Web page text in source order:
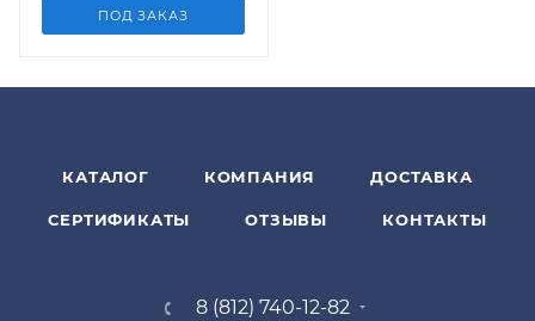
ПОД ЗАКАЗ
КАТАЛОГ КОМПАНИЯ ДОСТАВКА
СЕРТИФИКАТЫ ОТЗЫВЫ КОНТАКТЫ
8 (812) 740-12-82